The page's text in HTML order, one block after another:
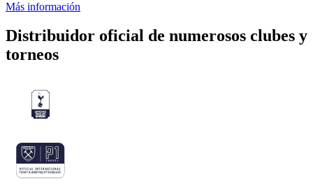
Más información
Distribuidor oficial de numerosos clubes y
torneos